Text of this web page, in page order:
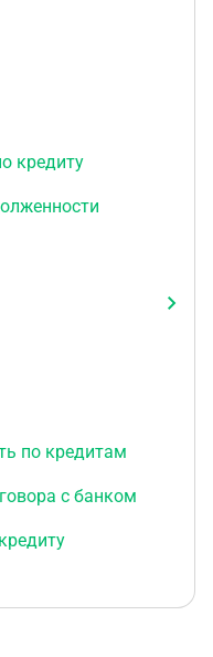
кредиту
по кредитам
с банком